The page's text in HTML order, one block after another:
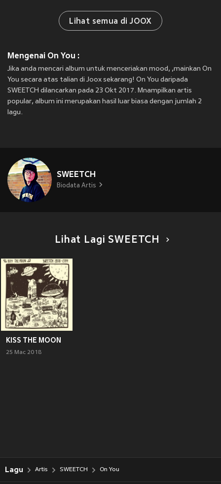
Lihat semua di JOOX
Mengenai On You :
Jika anda mencari album untuk menceriakan mood, ,mainkan On
You secara atas talian di Joox sekarang! On You daripada
SWEETCH dilancarkan pada 23 Okt 2017. Mnampilkan artis
popular, album ini merupakan hasil luar biasa dengan jumlah 2
lagu.
SWEETCH
Biodata Artis
Lihat Lagi SWEETCH
KISS THE MOON
25 Mac 2018
Lagu Artis SWEETCH On You